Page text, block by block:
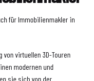
für Immobilienmakler in
von virtuellen 3D-Touren
modernen und
sie sich von der